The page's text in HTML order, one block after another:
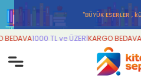
''BÜYÜK ESERLER
1000 TL ve ÜZERİKARGO BEDAVA